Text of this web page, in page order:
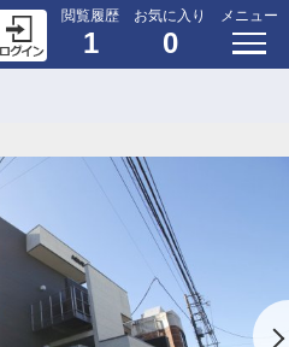
閲覧履歴
1
お気に入り
0
メニュー